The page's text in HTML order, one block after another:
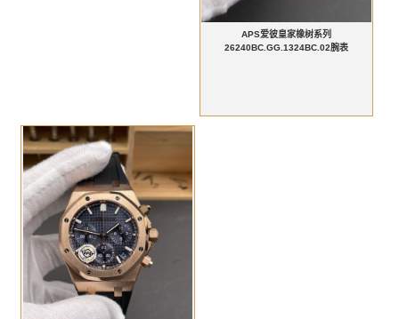
APS爱彼皇家橡树系列
26240BC.GG.1324BC.02腕表